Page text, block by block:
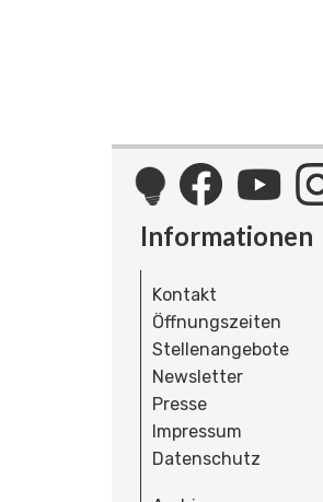
Informationen
Kontakt
Öffnungszeiten
Stellenangebote
Newsletter
Presse
Impressum
Datenschutz